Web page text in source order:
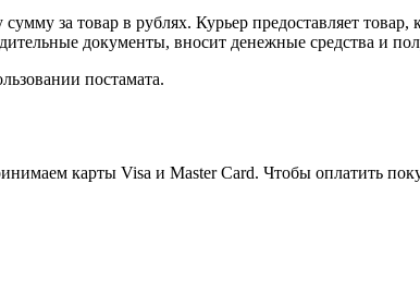
за товар в рублях. Курьер предоставляет
документы, вносит денежные средства и
постамата.
карты Visa и Master Card. Чтобы оплатить